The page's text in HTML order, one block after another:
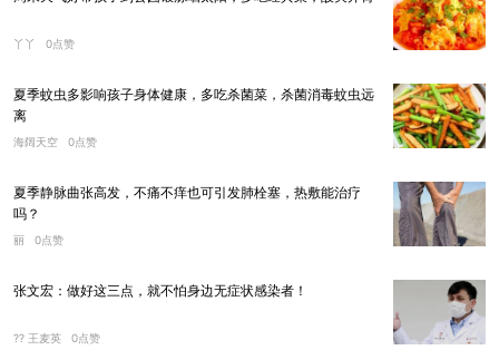
丫丫 0点赞
夏季蚊虫多影响孩子身体健康，多吃杀菌菜，杀菌消毒蚊虫远
离
海阔天空 0点赞
夏季静脉曲张高发，不痛不痒也可引发肺栓塞，热敷能治疗
吗？
丽 0点赞
张文宏：做好这三点，就不怕身边无症状感染者！
?? 王麦英 0点赞